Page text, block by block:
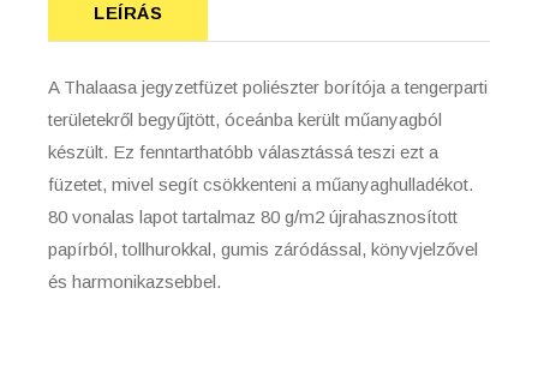
LEÍRÁS
A Thalaasa jegyzetfüzet poliészter borítója a tengerparti
területekről begyűjtött, óceánba került műanyagból
készült. Ez fenntarthatóbb választássá teszi ezt a
füzetet, mivel segít csökkenteni a műanyaghulladékot.
80 vonalas lapot tartalmaz 80 g/m2 újrahasznosított
papírból, tollhurokkal, gumis záródással, könyvjelzővel
és harmonikazsebbel.